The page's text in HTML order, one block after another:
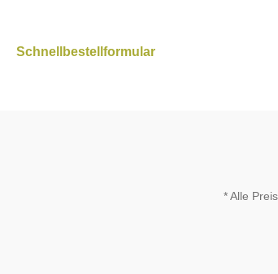
Schnellbestellformular
* Alle